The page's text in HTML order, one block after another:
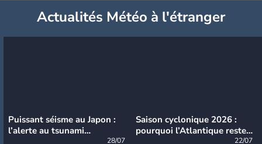
Actualités Météo à l'étranger
Puissant séisme au Japon :
l’alerte au tsunami
28/07
Saison cyclonique 2026 :
pourquoi l’Atlantique reste
22/07